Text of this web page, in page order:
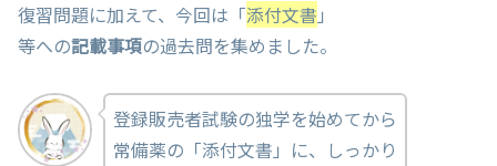
復習問題に加えて、今回は「添付文書 」
等への記載事項の過去問を集めました。
登録販売者試験の独学を始めてから
常備薬の「添付文書」に、しっかり